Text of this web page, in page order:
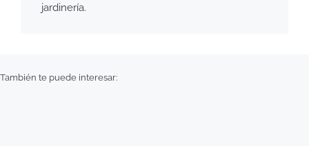
jardinería.
También te puede interesar: